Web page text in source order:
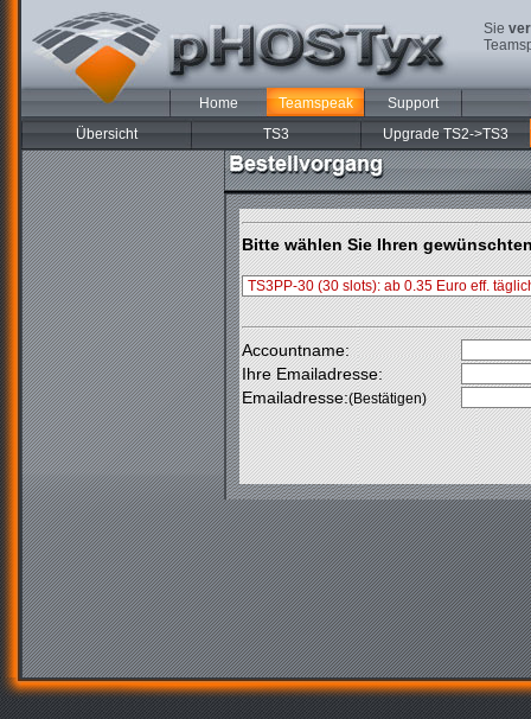
Sie
Home Teamspeak
Support
Übersicht
TS3 Upgrade TS2->TS3
Bitte wählen Sie Ihren
Accountname:
Ihre Emailadresse:
Emailadresse:(Bestätigen)